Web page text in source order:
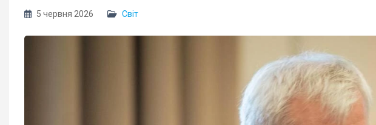
5 червня 2026 Світ